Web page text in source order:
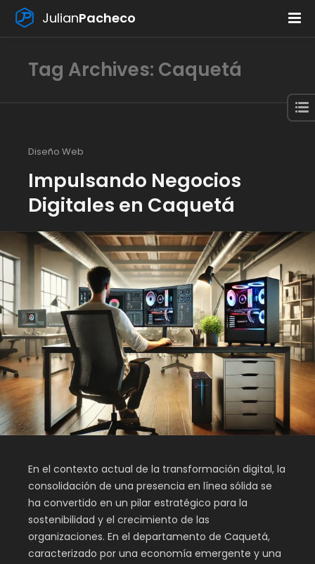
JulianPacheco
Tag Archives: Caquetá
Diseño Web
Impulsando Negocios
Digitales en Caquetá
En el contexto actual de la transformación digital, la
consolidación de una presencia en línea sólida se
ha convertido en un pilar estratégico para la
sostenibilidad y el crecimiento de las
organizaciones. En el departamento de Caquetá,
caracterizado por una economía emergente y una